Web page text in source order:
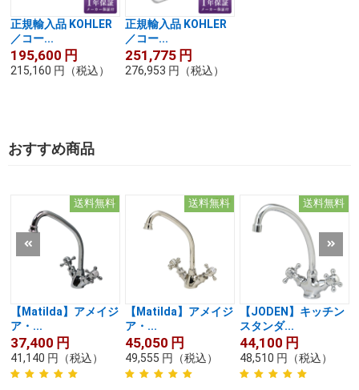
正規輸入品 KOHLER
／コー...
195,600 円
215,160 円 （税込）
正規輸入品 KOHLER
／コー...
251,775 円
276,953 円 （税込）
おすすめ商品
送料無料
【Matilda】アメイジ
ア・...
37,400 円
41,140 円 （税込）
送料無料
【Matilda】アメイジ
ア・...
45,050 円
49,555 円 （税込）
送料無料
【JODEN】キッチン
スタンダ...
44,100 円
48,510 円 （税込）